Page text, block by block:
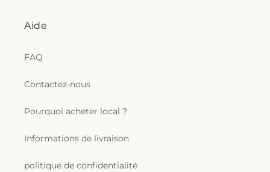
Aide
FAQ
Contactez-nous
Pourquoi acheter local ?
Informations de livraison
politique de confidentialité